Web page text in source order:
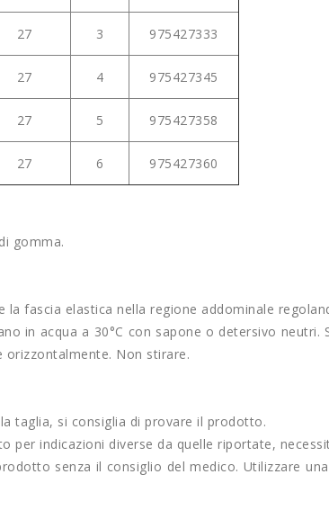
27 3 975427333
27 4 975427345
27 5 975427358
27 6 975427360
gomma.
la fascia elastica nella regione addominale
in acqua a 30°C con sapone o detersivo
orizzontalmente. Non stirare.
taglia, si consiglia di provare il prodotto.
per indicazioni diverse da quelle riportate,
senza il consiglio del medico. Utilizzare